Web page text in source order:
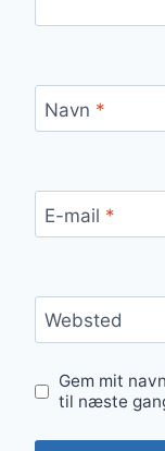
Navn *
E-mail *
Websted
Gem mit
til næste